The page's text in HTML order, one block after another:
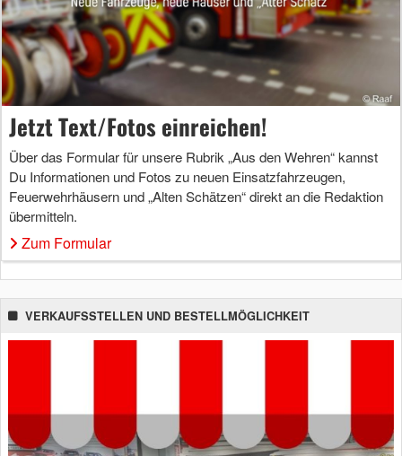
Jetzt Text/Fotos einreichen!
Über das Formular für unsere Rubrik „Aus den Wehren“ kannst
Du Informationen und Fotos zu neuen Einsatzfahrzeugen,
Feuerwehrhäusern und „Alten Schätzen“ direkt an die Redaktion
übermitteln.
Zum Formular
VERKAUFSSTELLEN UND BESTELLMÖGLICHKEIT